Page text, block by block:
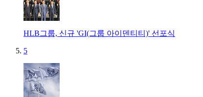
HLB그룹, 신규 'GI(그룹 아이덴티티)' 선포식
5